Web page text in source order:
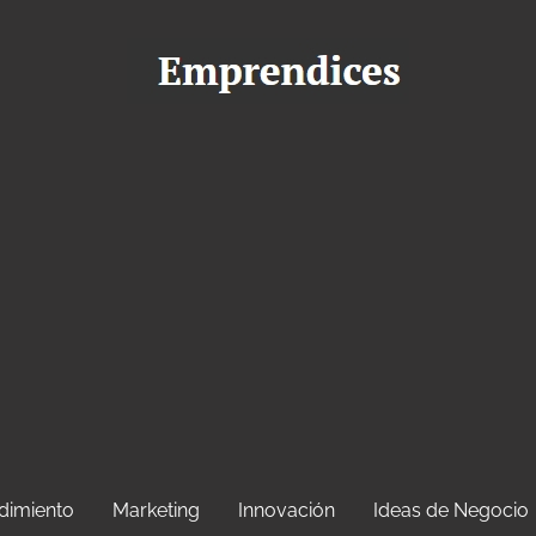
Marketing Innovación Ideas de Negocio